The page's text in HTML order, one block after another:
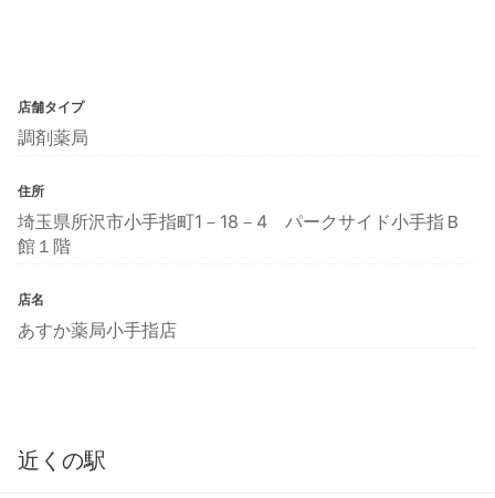
店舗タイプ
調剤薬局
住所
埼玉県所沢市小手指町1－18－4 パークサイド小手指Ｂ
館１階
店名
あすか薬局小手指店
近くの駅